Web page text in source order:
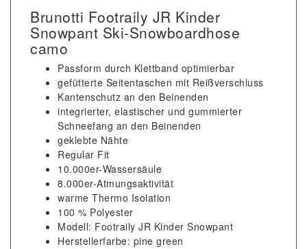
Brunotti Footraily JR Kinder
Snowpant Ski-Snowboardhose
camo
Passform durch Klettband optimierbar
gefütterte Seitentaschen mit Reißverschluss
Kantenschutz an den Beinenden
integrierter, elastischer und gummierter
Schneefang an den Beinenden
geklebte Nähte
Regular Fit
10.000er-Wassersäule
8.000er-Atmungsaktivität
warme Thermo Isolation
100 % Polyester
Modell: Footraily JR Kinder Snowpant
Herstellerfarbe: pine green